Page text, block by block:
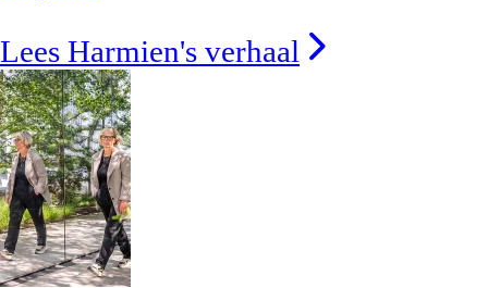
Lees Harmien's verhaal